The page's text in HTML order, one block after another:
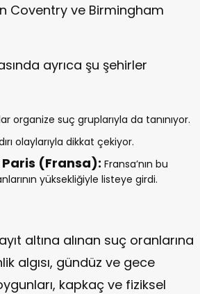
Coventry ve Birmingham
ayrıca şu şehirler
organize suç gruplarıyla da tanınıyor.
olaylarıyla dikkat çekiyor.
(Fransa): Fransa’nın bu
yüksekliğiyle listeye girdi.
altına alınan suç oranlarına
algısı, gündüz ve gece
kapkaç ve fiziksel